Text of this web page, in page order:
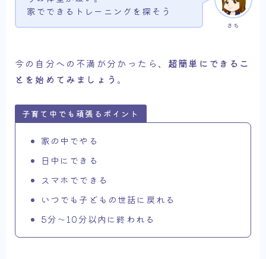
さち
家でできるトレーニングを探そう
今の自分への不満が分かったら、 超簡単にできるこ
とを始めてみましょう 。
子育て中でも頑張るポイント
家の中でやる
日中にできる
スマホでできる
いつでも子どもの世話に戻れる
5分～10分以内に終われる